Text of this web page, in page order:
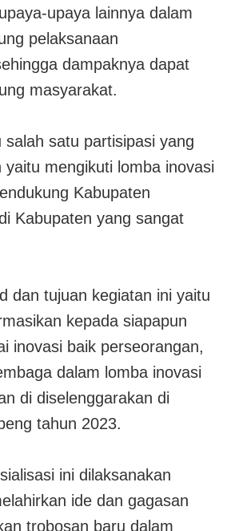
upaya lainnya dalam
pelaksanaan
dampaknya dapat
masyarakat.
satu partisipasi yang
yaitu mengikuti lomba inovasi
Kabupaten
Kabupaten yang sangat
dan tujuan kegiatan ini yaitu
kepada siapapun
inovasi baik perseorangan,
dalam lomba inovasi
di diselenggarakan di
tahun 2023.
ini dilaksanakan
ide dan gagasan
trobosan baru dalam